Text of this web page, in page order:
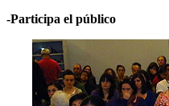
-Participa el público